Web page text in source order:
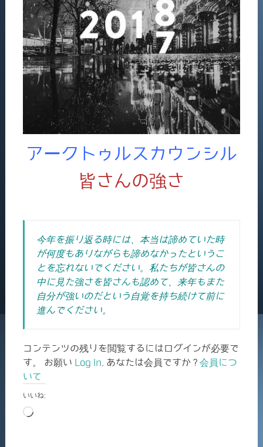
アークトゥルスカウンシル
皆さんの強さ
今年を振り返る時には、本当は諦めていた時
が何度もありながらも諦めなかったというこ
とを忘れないでください。私たちが皆さんの
中に見た強さを皆さんも認めて、来年もまた
自分が強いのだという自覚を持ち続けて前に
進んでください。
コンテンツの残りを閲覧するにはログインが必要で
す。 お願い Log In . あなたは会員ですか ? 会員につ
いて
いいね:
読